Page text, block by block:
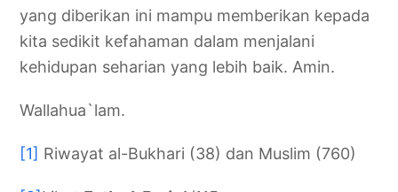
yang diberikan ini mampu memberikan kepada
kita sedikit kefahaman dalam menjalani
kehidupan seharian yang lebih baik. Amin.
Wallahua`lam.
[1] Riwayat al-Bukhari (38) dan Muslim (760)